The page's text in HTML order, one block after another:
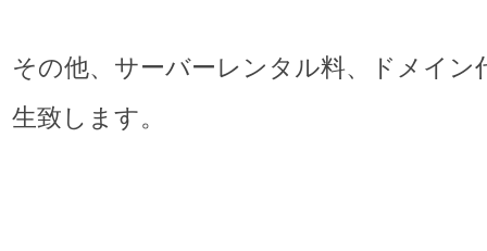
その他、サーバーレンタル料、ドメイン
生致します。